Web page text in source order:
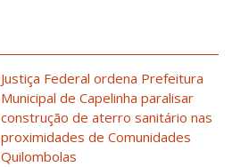
Justiça Federal ordena Prefeitura
Municipal de Capelinha paralisar
construção de aterro sanitário nas
proximidades de Comunidades
Quilombolas